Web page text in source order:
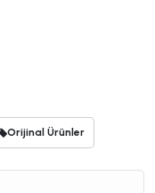
Orijinal Ürünler